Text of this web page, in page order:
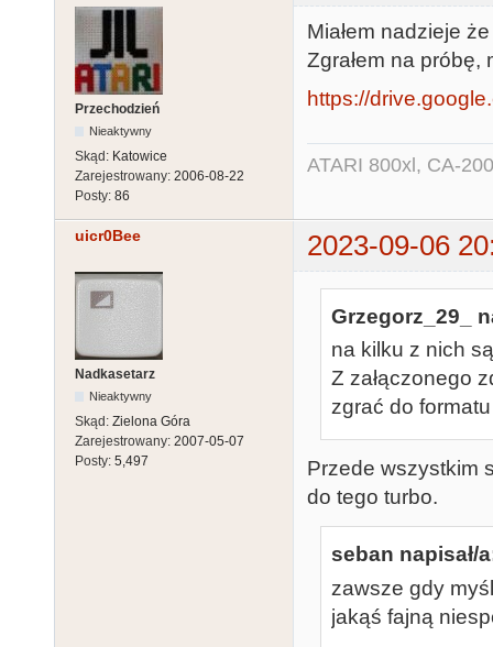
Przechodzień
Nieaktywny
Skąd: Katowice
Zarejestrowany: 2006-08-22
Posty: 86
Miałem nadzieje
Zgrałem na
https://
ATARI 800xl, CA-
uicr0Bee 2023-09-06
Nadkasetarz
Nieaktywny
Skąd: Zielona Góra
Zarejestrowany: 2007-05-07
Posty: 5,497
Grzegorz_29_
na kilku z nich
Z załączonego
zgrać do
Przede wszystkim
do tego turbo.
seban napisał/
zawsze gdy
jakąś fajną